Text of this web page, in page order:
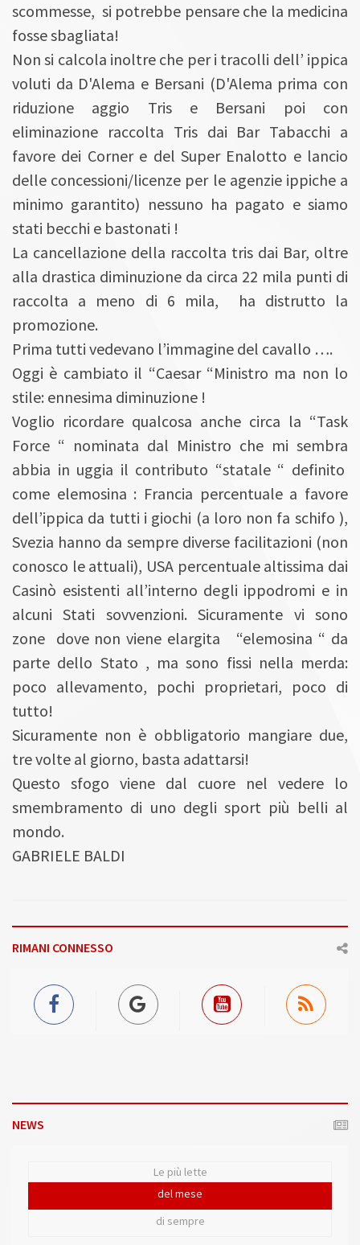
scommesse, si potrebbe pensare che la medicina
fosse sbagliata!
Non si calcola inoltre che per i tracolli dell’ ippica
voluti da D'Alema e Bersani (D'Alema prima con
riduzione aggio Tris e Bersani poi con
eliminazione raccolta Tris dai Bar Tabacchi a
favore dei Corner e del Super Enalotto e lancio
delle concessioni/licenze per le agenzie ippiche a
minimo garantito) nessuno ha pagato e siamo
stati becchi e bastonati !
La cancellazione della raccolta tris dai Bar, oltre
alla drastica diminuzione da circa 22 mila punti di
raccolta a meno di 6 mila, ha distrutto la
promozione.
Prima tutti vedevano l’immagine del cavallo ….
Oggi è cambiato il “Caesar “Ministro ma non lo
stile: ennesima diminuzione !
Voglio ricordare qualcosa anche circa la “Task
Force “ nominata dal Ministro che mi sembra
abbia in uggia il contributo “statale “ definito
come elemosina : Francia percentuale a favore
dell’ippica da tutti i giochi (a loro non fa schifo ),
Svezia hanno da sempre diverse facilitazioni (non
conosco le attuali), USA percentuale altissima dai
Casinò esistenti all’interno degli ippodromi e in
alcuni Stati sovvenzioni. Sicuramente vi sono
zone dove non viene elargita “elemosina “ da
parte dello Stato , ma sono fissi nella merda:
poco allevamento, pochi proprietari, poco di
tutto!
Sicuramente non è obbligatorio mangiare due,
tre volte al giorno, basta adattarsi!
Questo sfogo viene dal cuore nel vedere lo
smembramento di uno degli sport più belli al
mondo.
GABRIELE BALDI
RIMANI CONNESSO
NEWS
Le più lette
del mese
di sempre